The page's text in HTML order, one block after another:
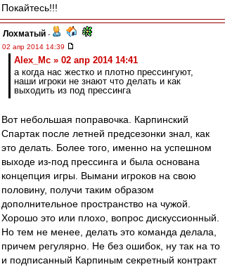
Покайтесь!!!
Лохматый -
02 апр 2014 14:39
Alex_Mc » 02 апр 2014 14:41
а когда нас жестко и плотно прессингуют,
наши игроки не знают что делать и как
выходить из под прессинга
Вот небольшая поправочка. Карпинский
Спартак после летней предсезонки знал, как
это делать. Более того, именно на успешном
выходе из-под прессинга и была основана
концепция игры. Вымани игроков на свою
половину, получи таким образом
дополнительное пространство на чужой.
Хорошо это или плохо, вопрос дискуссионный.
Но тем не менее, делать это команда делала,
причем регулярно. Не без ошибок, ну так на то
и подписанный Карпиным секретный контракт